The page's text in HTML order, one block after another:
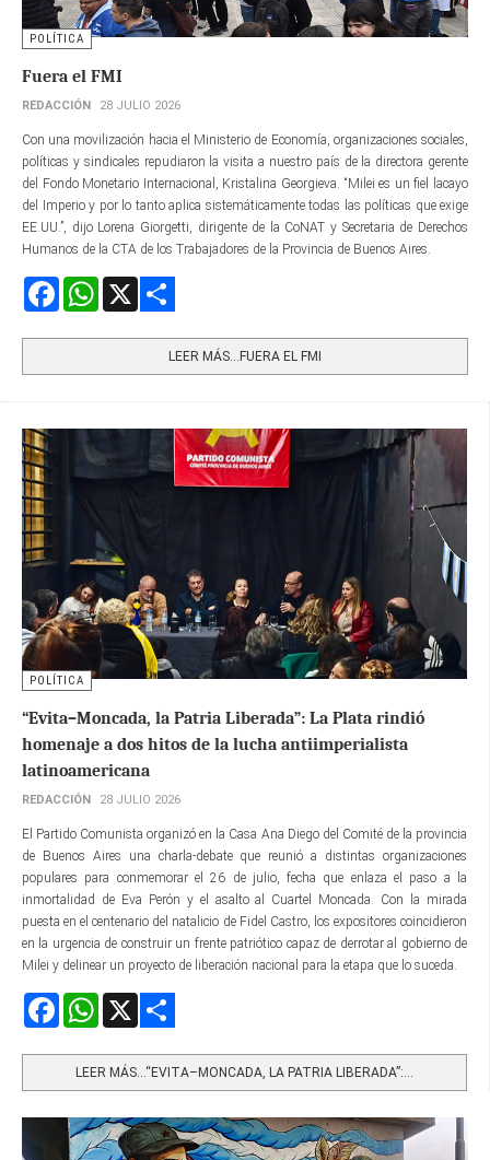
POLÍTICA
Fuera el FMI
REDACCIÓN 28 JULIO 2026
Con una movilización hacia el Ministerio de Economía, organizaciones sociales,
políticas y sindicales repudiaron la visita a nuestro país de la directora gerente​
del Fondo Monetario Internacional, Kristalina Georgieva. “Milei es un fiel lacayo
del Imperio y por lo tanto aplica sistemáticamente todas las políticas que exige
EE.UU.”, dijo Lorena Giorgetti, dirigente de la CoNAT y Secretaria de Derechos
Humanos de la CTA de los Trabajadores de la Provincia de Buenos Aires.
FacebookWhatsApp
LEER MÁS…FUERA EL FMI
POLÍTICA
“Evita–Moncada, la Patria Liberada”: La Plata rindió
homenaje a dos hitos de la lucha antiimperialista
latinoamericana
REDACCIÓN 28 JULIO 2026
El Partido Comunista organizó en la Casa Ana Diego del Comité de la provincia
de Buenos Aires una charla-debate que reunió a distintas organizaciones
populares para conmemorar el 26 de julio, fecha que enlaza el paso a la
inmortalidad de Eva Perón y el asalto al Cuartel Moncada. Con la mirada
puesta en el centenario del natalicio de Fidel Castro, los expositores coincidieron
en la urgencia de construir un frente patriótico capaz de derrotar al gobierno de
Milei y delinear un proyecto de liberación nacional para la etapa que lo suceda.
FacebookWhatsApp
LEER MÁS…“EVITA–MONCADA, LA PATRIA LIBERADA”:...